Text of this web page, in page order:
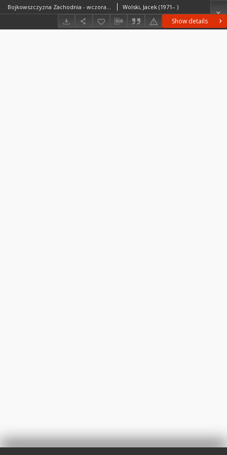
Show details
Bojkowszczyzna Zachodnia - wczoraj, dziś i jutro. T. 2 = Western Boyko Region - yesterday, today and tomorrow = Zahìdna Bojkìvŝina - včora, s'ogodnì ì zavtra Wolski, Jacek (1971– )